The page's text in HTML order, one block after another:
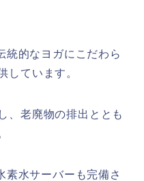
統的なヨガにこだわら
しています。
、老廃物の排出ととも
素水サーバーも完備さ